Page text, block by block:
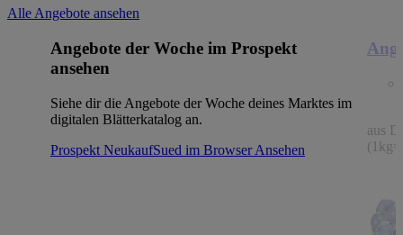
Alle Angebote ansehen
Angebote der Woche im Prospekt
ansehen
Siehe dir die Angebote der Woche deines Marktes im
digitalen Blätterkatalog an.
Prospekt NeukaufSued im BrowserAnsehen
aus